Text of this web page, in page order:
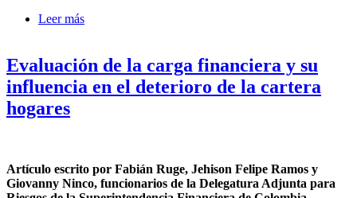
Leer más
Evaluación de la carga financiera y su
influencia en el deterioro de la cartera
hogares
Artículo escrito por Fabián Ruge, Jehison Felipe Ramos y
Giovanny Ninco, funcionarios de la Delegatura Adjunta para